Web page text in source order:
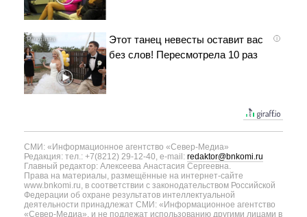
i
Этот танец невесты оставит вас
без слов! Пересмотрела 10 раз
СМИ: «Информационное агентство «Север-Медиа»
Редакция: тел.: +7(8212) 29-12-40, e-mail: redaktor@bnkomi.ru
Главный редактор: Алексеева Анастасия Сергеевна.
Права на материалы, размещённые на интернет-сайте
www.bnkomi.ru, в соответствии с законодательством Российской
Федерации об охране результатов интеллектуальной
деятельности принадлежат СМИ: «Информационное агентство
«Север-Медиа», и не подлежат использованию другими лицами в